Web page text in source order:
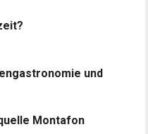
und
Montafon